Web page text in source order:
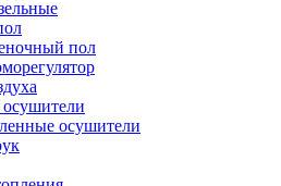
пол
осушители